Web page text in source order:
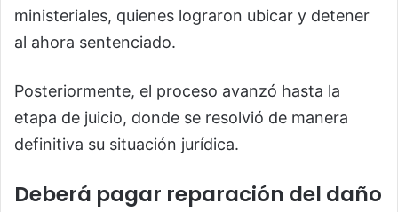
ministeriales, quienes lograron ubicar y detener
al ahora sentenciado.
Posteriormente, el proceso avanzó hasta la
etapa de juicio, donde se resolvió de manera
definitiva su situación jurídica.
Deberá pagar reparación del daño